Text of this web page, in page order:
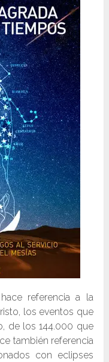
referencia a la
los eventos que
de los 144.000 que
también referencia
con eclipses